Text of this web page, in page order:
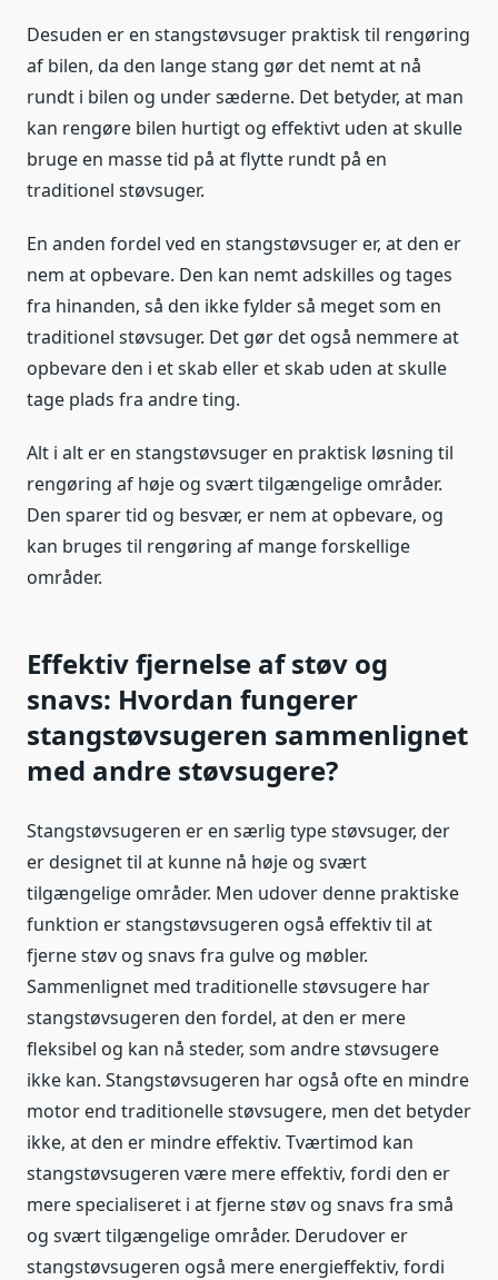
Desuden er en stangstøvsuger praktisk til rengøring
af bilen, da den lange stang gør det nemt at nå
rundt i bilen og under sæderne. Det betyder, at man
kan rengøre bilen hurtigt og effektivt uden at skulle
bruge en masse tid på at flytte rundt på en
traditionel støvsuger.
En anden fordel ved en stangstøvsuger er, at den er
nem at opbevare. Den kan nemt adskilles og tages
fra hinanden, så den ikke fylder så meget som en
traditionel støvsuger. Det gør det også nemmere at
opbevare den i et skab eller et skab uden at skulle
tage plads fra andre ting.
Alt i alt er en stangstøvsuger en praktisk løsning til
rengøring af høje og svært tilgængelige områder.
Den sparer tid og besvær, er nem at opbevare, og
kan bruges til rengøring af mange forskellige
områder.
Effektiv fjernelse af støv og
snavs: Hvordan fungerer
stangstøvsugeren sammenlignet
med andre støvsugere?
Stangstøvsugeren er en særlig type støvsuger, der
er designet til at kunne nå høje og svært
tilgængelige områder. Men udover denne praktiske
funktion er stangstøvsugeren også effektiv til at
fjerne støv og snavs fra gulve og møbler.
Sammenlignet med traditionelle støvsugere har
stangstøvsugeren den fordel, at den er mere
fleksibel og kan nå steder, som andre støvsugere
ikke kan. Stangstøvsugeren har også ofte en mindre
motor end traditionelle støvsugere, men det betyder
ikke, at den er mindre effektiv. Tværtimod kan
stangstøvsugeren være mere effektiv, fordi den er
mere specialiseret i at fjerne støv og snavs fra små
og svært tilgængelige områder. Derudover er
stangstøvsugeren også mere energieffektiv, fordi